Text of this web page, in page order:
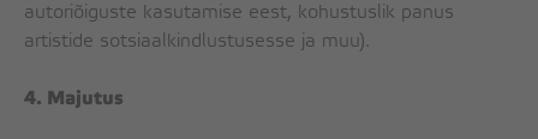
autoriõiguste kasutamise eest, kohustuslik panus
artistide sotsiaalkindlustusesse ja muu).
4. Majutus